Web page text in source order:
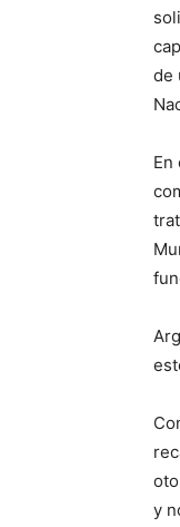
de
En
y